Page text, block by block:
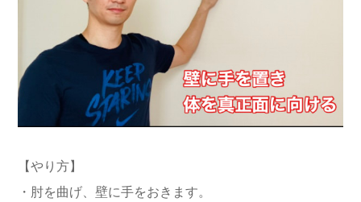
【やり方】
・肘を曲げ、壁に手をおきます。